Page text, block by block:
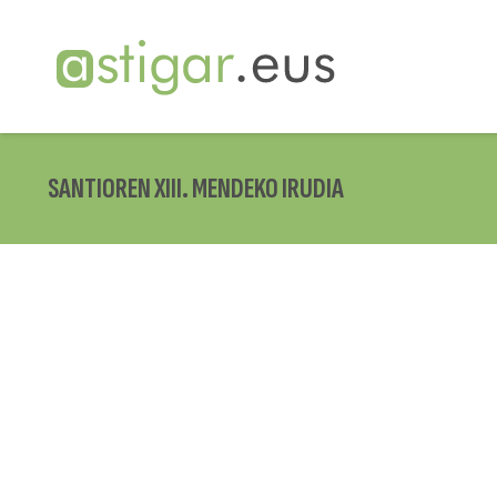
SANTIOREN XIII. MENDEKO IRUDIA